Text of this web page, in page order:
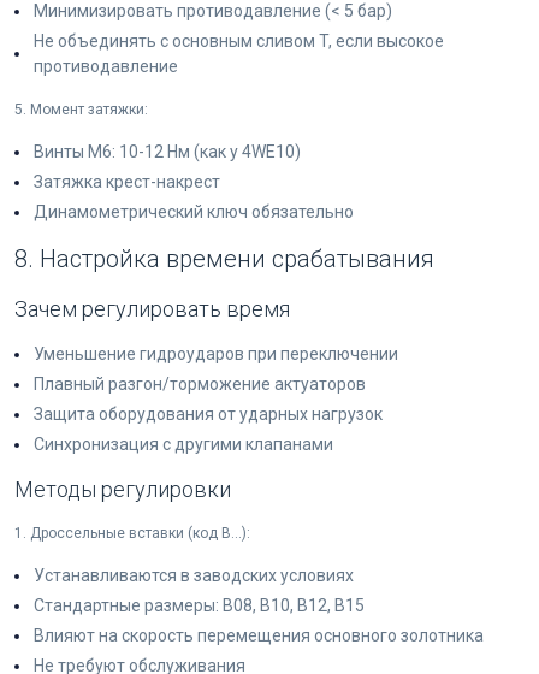
Минимизировать противодавление (< 5 бар)
Не объединять с основным сливом T, если высокое
противодавление
5. Момент затяжки:
Винты M6: 10-12 Нм (как у 4WE10)
Затяжка крест-накрест
Динамометрический ключ обязательно
8. Настройка времени срабатывания
Зачем регулировать время
Уменьшение гидроударов при переключении
Плавный разгон/торможение актуаторов
Защита оборудования от ударных нагрузок
Синхронизация с другими клапанами
Методы регулировки
1. Дроссельные вставки (код B...):
Устанавливаются в заводских условиях
Стандартные размеры: B08, B10, B12, B15
Влияют на скорость перемещения основного золотника
Не требуют обслуживания